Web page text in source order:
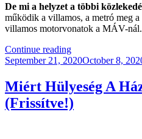
De mi a helyzet a többi
működik a villamos, a metró meg
villamos motorvonatok a MÁV-nál.
Continue reading“Áramot
A
Műanyagot
Az
Ivóvízből”
Posted
September 21, 2020October 8,
Miért Hülyeség A
(Frissítve!)